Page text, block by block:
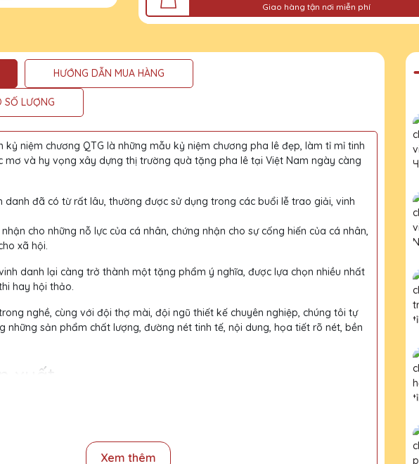
Giao hàng tận nơi miễn phí
HƯỚNG DẪN MUA HÀNG
SỐ LƯỢNG
niệm chương QTG là những mẫu kỷ niệm chương pha lê đẹp, làm tỉ mỉ tinh
mơ và hy vọng xây dựng thị trường quà tặng pha lê tại Việt Nam ngày càng
danh đã có từ rất lâu, thường được sử dụng trong các buổi lễ trao giải, vinh
cho những nỗ lực của cá nhân, chứng nhận cho sự cống hiến của cá nhân,
xã hội.
danh lại càng trở thành một tặng phẩm ý nghĩa, được lựa chọn nhiều nhất
hay hội thảo.
nghề, cùng với đội thợ mài, đội ngũ thiết kế chuyên nghiệp, chúng tôi tự
những sản phẩm chất lượng, đường nét tinh tế, nội dung, họa tiết rõ nét, bền
xuất
Xem thêm